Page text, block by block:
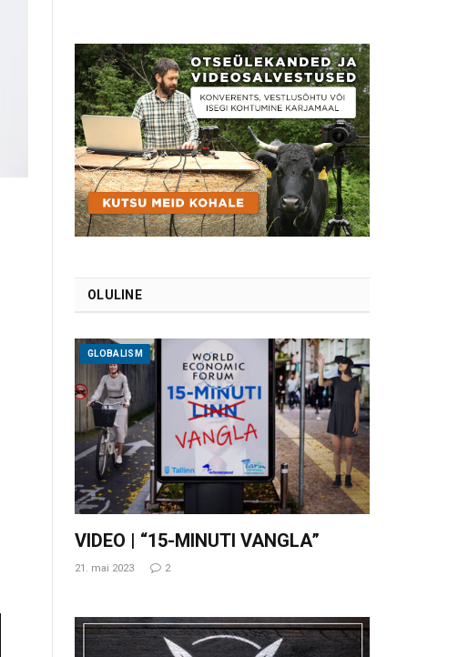
OLULINE
GLOBALISM
VIDEO | “15-MINUTI VANGLA”
21. mai 2023 2